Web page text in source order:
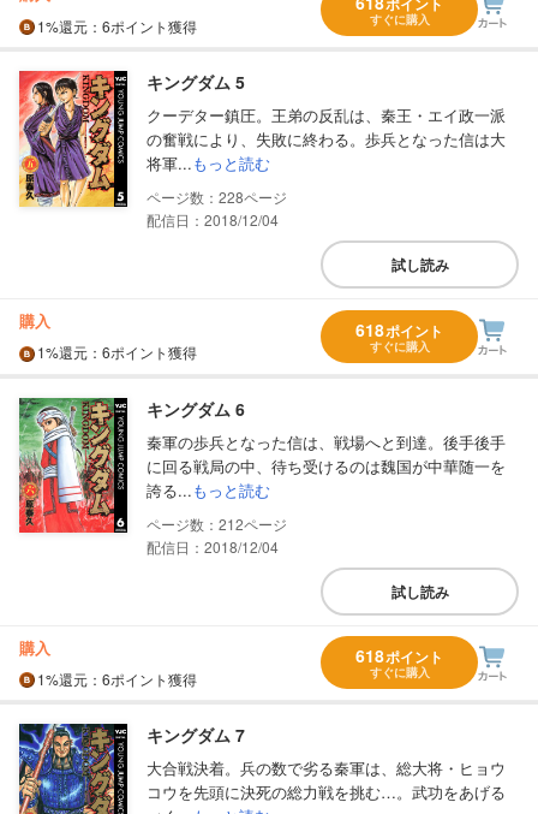
1%還元 ：6ポイント獲得 すぐに購入
キングダム 5
クーデター鎮圧。王弟の反乱は、秦王・エイ政一派
の奮戦により、失敗に終わる。歩兵となった信は大
将軍...もっと読む
228
配信日：2018/12/04
試し読み
購入
1%還元 ：6ポイント獲得
618ポイント
すぐに購入
キングダム 6
秦軍の歩兵となった信は、戦場へと到達。後手後手
に回る戦局の中、待ち受けるのは魏国が中華随一を
誇る...もっと読む
212
配信日：2018/12/04
試し読み
購入
1%還元 ：6ポイント獲得
618ポイント
すぐに購入
キングダム 7
大合戦決着。兵の数で劣る秦軍は、総大将・ヒョウ
コウを先頭に決死の総力戦を挑む…。武功をあげる